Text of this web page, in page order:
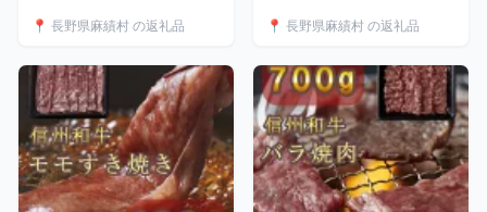
📍 長野県麻績村 の返礼品
📍 長野県麻績村 の返礼品